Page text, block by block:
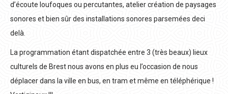
d’écoute loufoques ou percutantes, atelier création de paysages
sonores et bien sûr des installations sonores parsemées deci
delà.
La programmation étant dispatchée entre 3 (très beaux) lieux
culturels de Brest nous avons en plus eu l’occasion de nous
déplacer dans la ville en bus, en tram et même en téléphérique !